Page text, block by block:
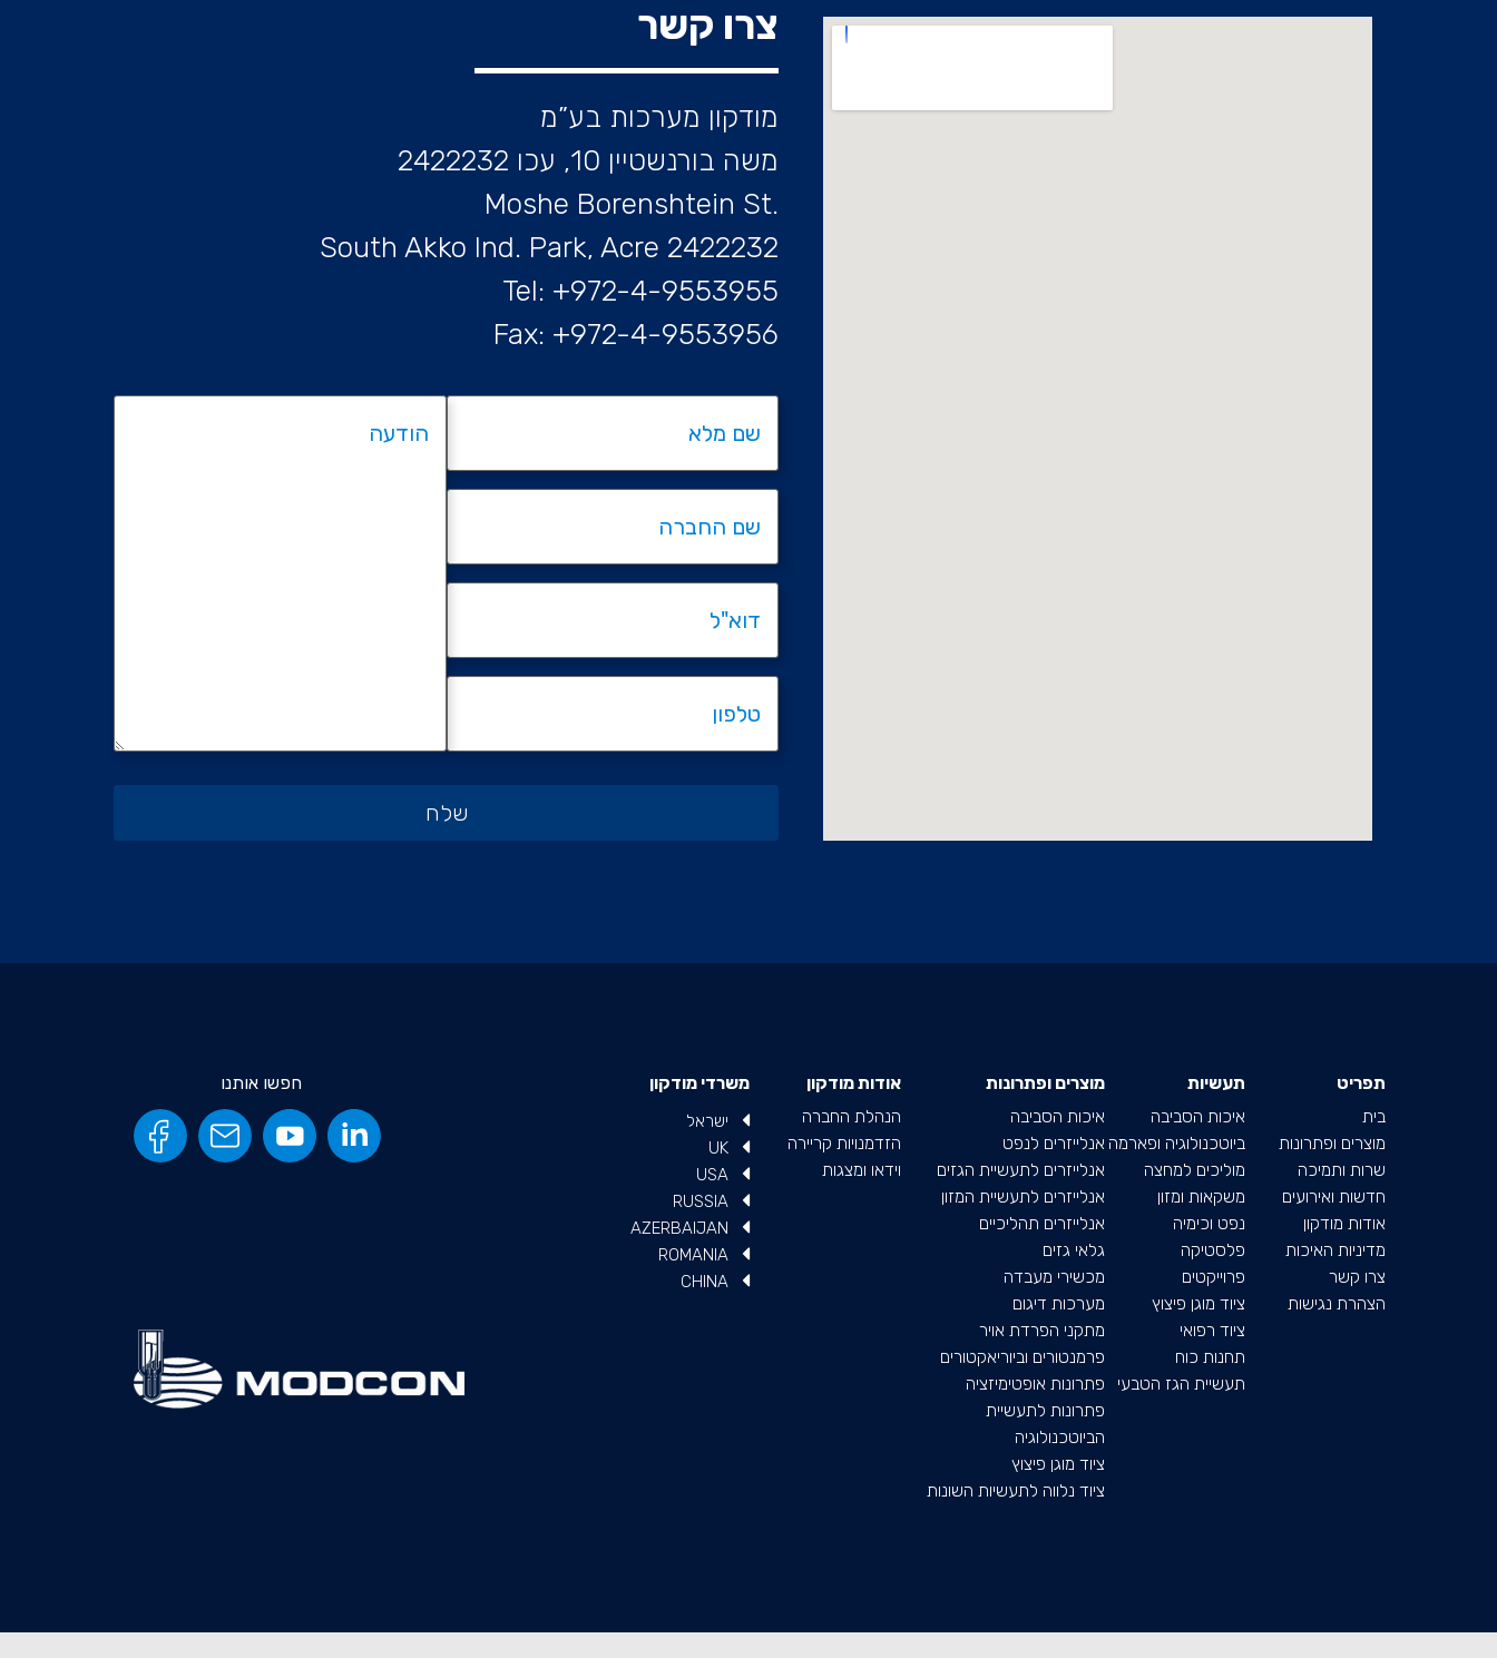
צרו קשר
מודקון מערכות בע”מ
משה בורנשטיין 10, עכו 2422232
.Moshe Borenshtein St
South Akko Ind. Park, Acre 2422232
Tel: +972-4-9553955
Fax: +972-4-9553956
תפריט
בית
מוצרים ופתרונות
שרות ותמיכה
חדשות ואירועים
אודות מודקון
מדיניות האיכות
צרו קשר
הצהרת נגישות
תעשיות
איכות הסביבה
ביוטכנולוגיה ופארמה
מוליכים למחצה
משקאות ומזון
נפט וכימיה
פלסטיקה
פרוייקטים
ציוד מוגן פיצוץ
ציוד רפואי
תחנות כוח
תעשיית הגז הטבעי
מוצרים ופתרונות
איכות הסביבה
אנלייזרים לנפט
אנלייזרים לתעשיית הגזים
אנלייזרים לתעשיית המזון
אנלייזרים תהליכיים
גלאי גזים
מכשירי מעבדה
מערכות דיגום
מתקני הפרדת אויר
פרמנטורים וביוריאקטורים
פתרונות אופטימיזציה
פתרונות לתעשיית
הביוטכנולוגיה
ציוד מוגן פיצוץ
ציוד נלווה לתעשיות השונות
אודות מודקון
הנהלת החברה
הזדמנויות קריירה
וידאו ומצגות
משרדי מודקון
ישראל
UK
USA
RUSSIA
AZERBAIJAN
ROMANIA
CHINA
חפשו אותנו